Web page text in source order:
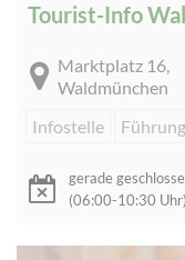
Tourist-Info
Marktplatz 16,
Waldmünchen
Infostelle
gerade
(06:00-10:30 Uhr)